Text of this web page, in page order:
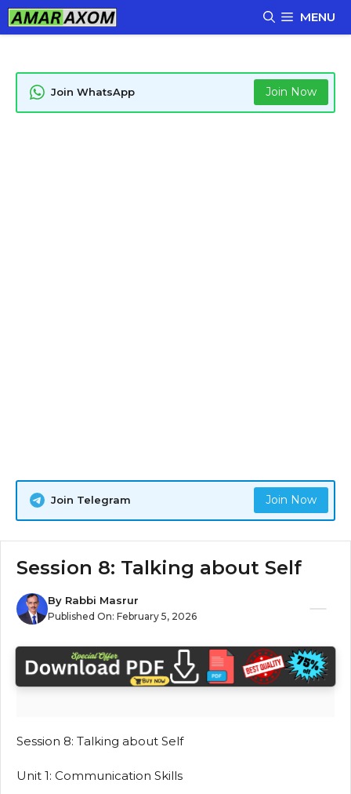
Skip
to
MENU
Join WhatsApp Join Now
Join Telegram Join Now
Session 8: Talking about Self
By Rabbi Masrur
Published On: February 5, 2026
Session 8: Talking about Self
Unit 1: Communication Skills